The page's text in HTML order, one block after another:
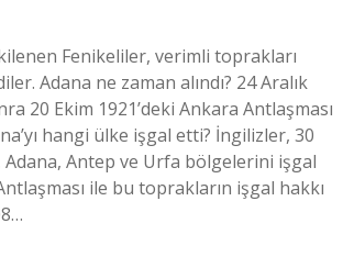
Fenikeliler, verimli toprakları
Adana ne zaman alındı? 24 Aralık
20 Ekim 1921’deki Ankara Antlaşması
hangi ülke işgal etti? İngilizler, 30
Adana, Antep ve Urfa bölgelerini işgal
ile bu toprakların işgal hakkı